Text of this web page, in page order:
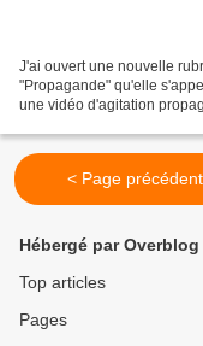
J'ai ouvert une nouvelle
"Propagande" qu'elle
une vidéo d'agitation
< Page
Hébergé par Overblog
Top articles
Pages